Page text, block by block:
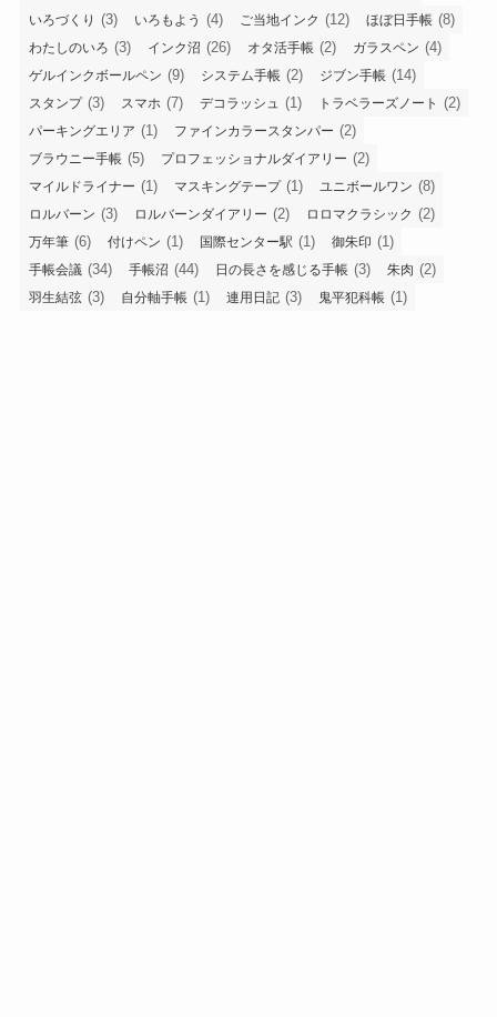
いろづくり (3) いろもよう (4) ご当地インク (12) ほぼ日手帳 (8)
わたしのいろ (3) インク沼 (26) オタ活手帳 (2) ガラスペン (4)
ゲルインクボールペン (9) システム手帳 (2) ジブン手帳 (14)
スタンプ(3) スマホ (7) デコラッシュ (1) トラベラーズノート (2)
パーキングエリア (1) ファインカラースタンパー (2)
ブラウニー手帳 (5) プロフェッショナルダイアリー (2)
マイルドライナー (1) マスキングテープ(1) ユニボールワン (8)
ロルバーン (3) ロルバーンダイアリー (2) ロロマクラシック (2)
万年筆 (6) 付けペン (1) 国際センター駅 (1) 御朱印 (1)
手帳会議 (34) 手帳沼 (44) 日の長さを感じる手帳 (3) 朱肉 (2)
羽生結弦 (3) 自分軸手帳 (1) 連用日記 (3) 鬼平犯科帳 (1)